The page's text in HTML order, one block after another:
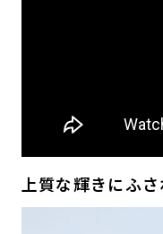
上質な輝きにふ